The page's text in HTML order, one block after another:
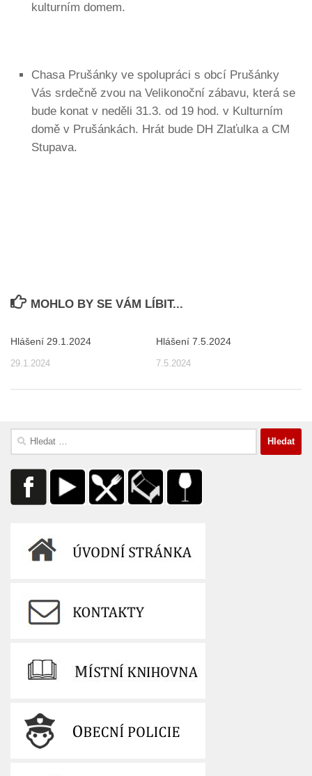
kulturním domem.
Chasa Prušánky ve spolupráci s obcí Prušánky
Vás srdečně zvou na Velikonoční zábavu, která se
bude konat v neděli 31.3. od 19 hod. v Kulturním
domě v Prušánkách. Hrát bude DH Zlaťulka a CM
Stupava.
MOHLO BY SE VÁM LÍBIT...
Hlášení 29.1.2024
29.1.2024
Hlášení 7.5.2024
7.5.2024
Vyhledávání